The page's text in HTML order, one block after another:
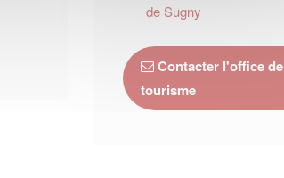
de Sugny
Contacter l'office de
tourisme